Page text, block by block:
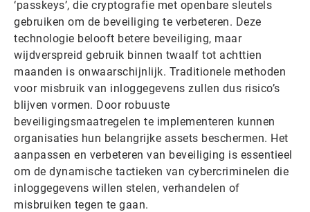
‘passkeys’, die cryptografie met openbare sleutels
gebruiken om de beveiliging te verbeteren. Deze
technologie belooft betere beveiliging, maar
wijdverspreid gebruik binnen twaalf tot achttien
maanden is onwaarschijnlijk. Traditionele methoden
voor misbruik van inloggegevens zullen dus risico’s
blijven vormen. Door robuuste
beveiligingsmaatregelen te implementeren kunnen
organisaties hun belangrijke assets beschermen. Het
aanpassen en verbeteren van beveiliging is essentieel
om de dynamische tactieken van cybercriminelen die
inloggegevens willen stelen, verhandelen of
misbruiken tegen te gaan.